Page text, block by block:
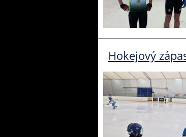
Hokejový